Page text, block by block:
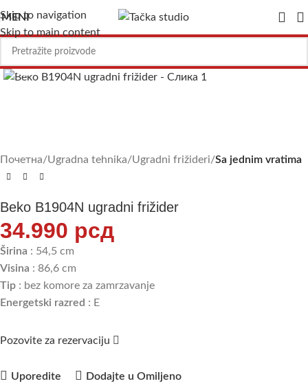
Skip to navigation
Skip to main content
MENI
Почетна Ugradna tehnika Ugradni frižideri Sa jednim vratima
Beko B1904N ugradni frižider
34.990 рсд
Širina : 54,5 cm
Visina : 86,6 cm
Tip : bez komore za zamrzavanje
Energetski razred : E
Pozovite za rezervaciju
Uporedite Dodajte u Omiljeno